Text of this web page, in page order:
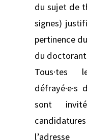
du sujet de
signes)
pertinence
du
Tous·tes
sont